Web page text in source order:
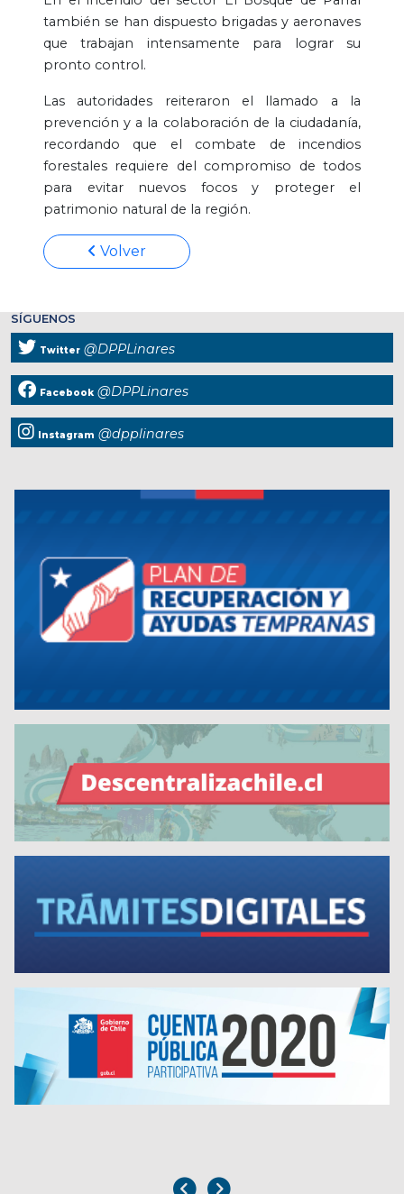
también se han dispuesto brigadas y aeronaves
que trabajan intensamente para lograr su
pronto control.
Las autoridades reiteraron el llamado a la
prevención y a la colaboración de la ciudadanía,
recordando que el combate de incendios
forestales requiere del compromiso de todos
para evitar nuevos focos y proteger el
patrimonio natural de la región.
Volver
SÍGUENOS
Twitter @DPPLinares
Facebook @DPPLinares
Instagram @dpplinares